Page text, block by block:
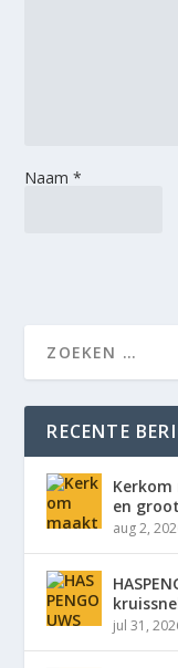
Naam*
RECENTE
en
aug 2,
jul 31,